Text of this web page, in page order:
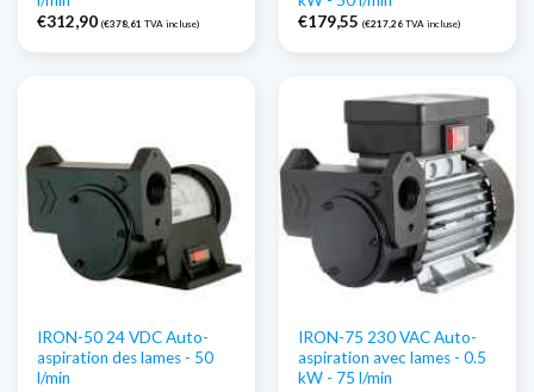
€312,90 (€378,61 TVA incluse)
€179,55 (€217,26 TVA incluse)
IRON-50 24 VDC Auto-
aspiration des lames - 50
l/min
IRON-75 230 VAC Auto-
aspiration avec lames - 0.5
kW - 75 l/min